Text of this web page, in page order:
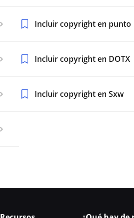
Incluir copyright en punto
Incluir copyright en DOTX
Incluir copyright en Sxw